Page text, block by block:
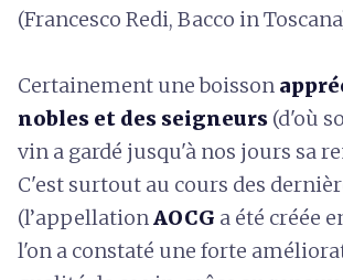
(Francesco Redi, Bacco in
Certainement une boisson
nobles et des seigneurs (d'où
vin a gardé jusqu'à nos jours sa
C'est surtout au cours des
(l’appellationAOCG a été créée
l'on a constaté une forte